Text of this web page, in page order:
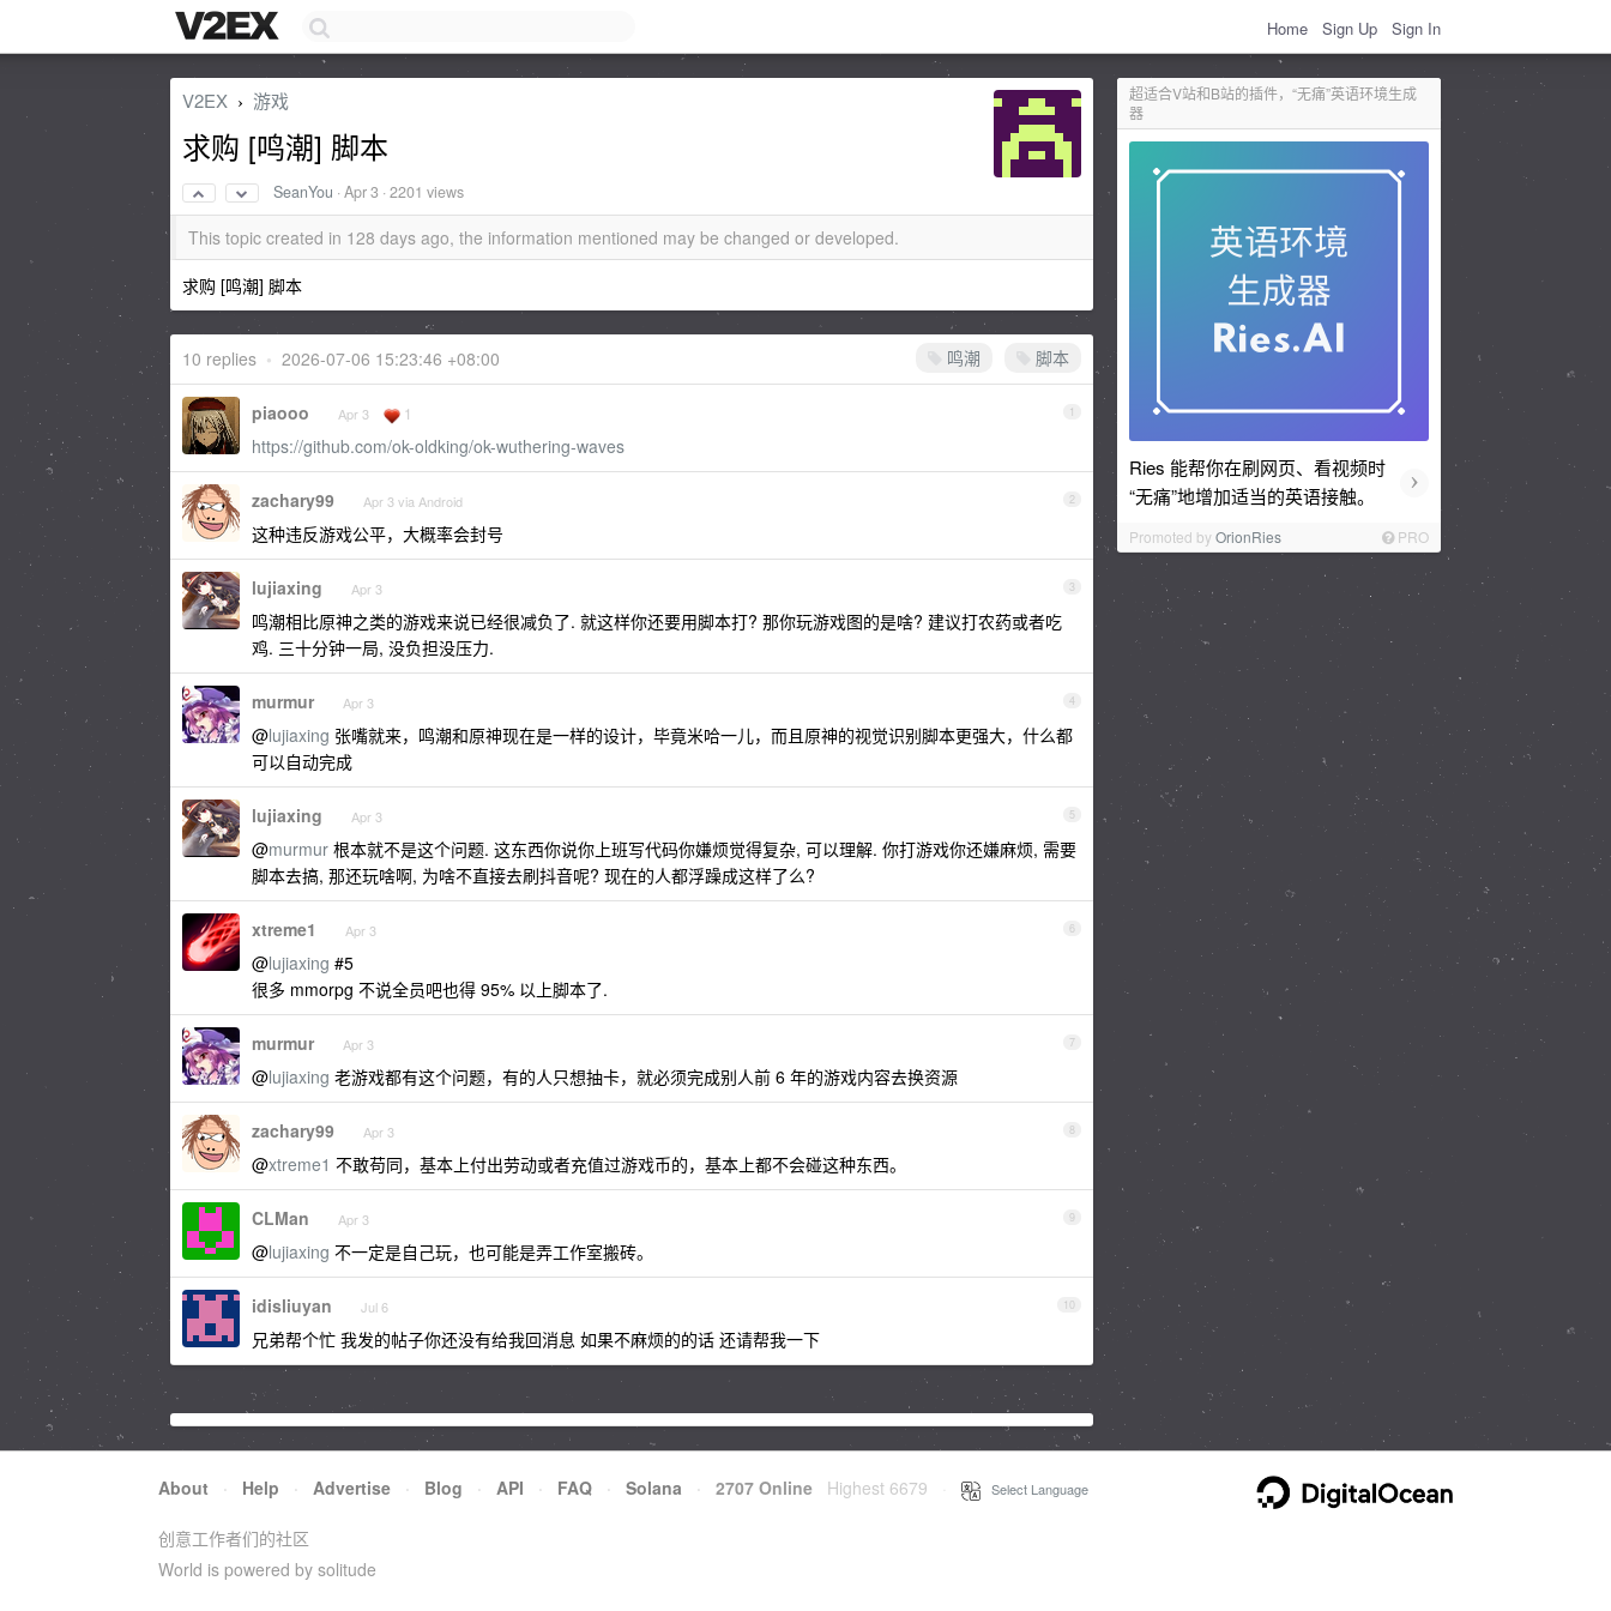
Home Sign Up Sign In
超适合V站和B站的插件，“无痛”英语环境生成
器
Ries 能帮你在刷网页、看视频时
“无痛”地增加适当的英语接触。
›
Promoted byOrionRies PRO
V2EX › 游戏
求购 [鸣潮] 脚本
SeanYou ·Apr 3 · 2201 views
This topic created in 128 days ago, the information mentioned may be changed or developed.
求购 [鸣潮] 脚本
鸣潮 脚本
10 replies • 2026-07-06 15:23:46 +08:00
1
piaooo Apr 3 1
https://github.com/ok-oldking/ok-wuthering-waves
2
zachary99 Apr 3 via Android
这种违反游戏公平，大概率会封号
3
lujiaxing Apr 3
鸣潮相比原神之类的游戏来说已经很减负了. 就这样你还要用脚本打? 那你玩游戏图的是啥? 建议打农药或者吃
鸡. 三十分钟一局, 没负担没压力.
4
murmur Apr 3
@lujiaxing 张嘴就来，鸣潮和原神现在是一样的设计，毕竟米哈一儿，而且原神的视觉识别脚本更强大，什么都
可以自动完成
5
lujiaxing Apr 3
@murmur 根本就不是这个问题. 这东西你说你上班写代码你嫌烦觉得复杂, 可以理解. 你打游戏你还嫌麻烦, 需要
脚本去搞, 那还玩啥啊, 为啥不直接去刷抖音呢? 现在的人都浮躁成这样了么?
6
xtreme1 Apr 3
@lujiaxing #5
很多 mmorpg 不说全员吧也得 95% 以上脚本了.
7
murmur Apr 3
@lujiaxing 老游戏都有这个问题，有的人只想抽卡，就必须完成别人前 6 年的游戏内容去换资源
8
zachary99 Apr 3
@xtreme1 不敢苟同，基本上付出劳动或者充值过游戏币的，基本上都不会碰这种东西。
9
CLMan Apr 3
@lujiaxing 不一定是自己玩，也可能是弄工作室搬砖。
10
idisliuyan Jul 6
兄弟帮个忙 我发的帖子你还没有给我回消息 如果不麻烦的的话 还请帮我一下
About · Help · Advertise · Blog · API · FAQ · Solana · 2707 Online Highest 6679 Select Language
创意工作者们的社区
World is powered by solitude